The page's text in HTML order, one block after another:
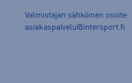
Valmistajan sähköinen osoite:
asiakaspalvelu@intersport.fi